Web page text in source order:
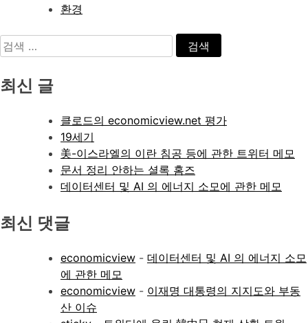
환경
검
색:
최신 글
클로드의 economicview.net 평가
19세기
美-이스라엘의 이란 침공 등에 관한 트위터 메모
문서 정리 안하는 셜록 홈즈
데이터센터 및 AI 의 에너지 소모에 관한 메모
최신 댓글
economicview - 데이터센터 및 AI 의 에너지 소모
에 관한 메모
economicview - 이재명 대통령의 지지도와 부동
산 이슈